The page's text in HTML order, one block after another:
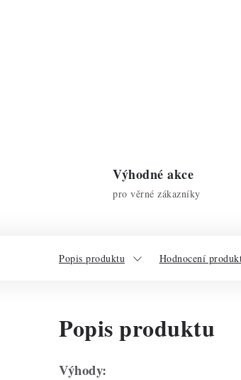
Výhodné akce
pro věrné zákazníky
Popis produktu Hodnocení
Popis produktu
Výhody: